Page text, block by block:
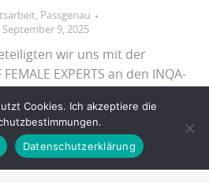
, Passgenau
September 9, 2025
wir uns mit der
EXPERTS an den INQA-
machen.
Cookies. Ich akzeptiere die
Datenschutzerklärung